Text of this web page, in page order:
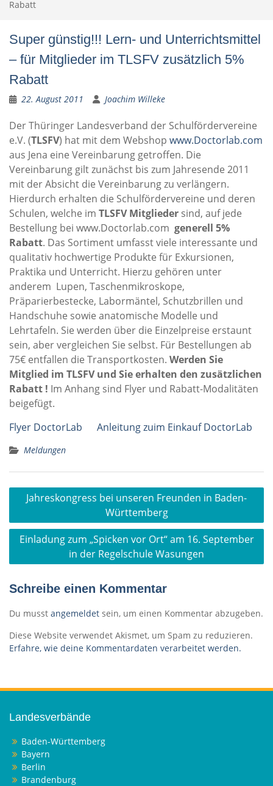
Rabatt
Super günstig!!! Lern- und Unterrichtsmittel
– für Mitglieder im TLSFV zusätzlich 5%
Rabatt
22. August 2011 Joachim Willeke
Der Thüringer Landesverband der Schulfördervereine
e.V. (TLSFV) hat mit dem Webshop www.Doctorlab.com
aus Jena eine Vereinbarung getroffen. Die
Vereinbarung gilt zunächst bis zum Jahresende 2011
mit der Absicht die Vereinbarung zu verlängern.
Hierdurch erhalten die Schulfördervereine und deren
Schulen, welche im TLSFV Mitglieder sind, auf jede
Bestellung bei www.Doctorlab.com generell 5%
Rabatt. Das Sortiment umfasst viele interessante und
qualitativ hochwertige Produkte für Exkursionen,
Praktika und Unterricht. Hierzu gehören unter
anderem Lupen, Taschenmikroskope,
Präparierbestecke, Labormäntel, Schutzbrillen und
Handschuhe sowie anatomische Modelle und
Lehrtafeln. Sie werden über die Einzelpreise erstaunt
sein, aber vergleichen Sie selbst. Für Bestellungen ab
75€ entfallen die Transportkosten. Werden Sie
Mitglied im TLSFV und Sie erhalten den zusätzlichen
Rabatt ! Im Anhang sind Flyer und Rabatt-Modalitäten
beigefügt.
Flyer DoctorLab
Anleitung zuim Einkauf DoctorLab
Meldungen
Beitragsnavigation
Jahreskongress bei unseren Freunden in Baden-
Württemberg
Einladung zum „Spicken vor Ort“ am 16. September
in der Regelschule Wasungen
Schreibe einen Kommentar
Du musst angemeldet sein, um einen Kommentar abzugeben.
Diese Website verwendet Akismet, um Spam zu reduzieren.
Erfahre, wie deine Kommentardaten verarbeitet werden.
Landesverbände
Baden-Württemberg
Bayern
Berlin
Brandenburg